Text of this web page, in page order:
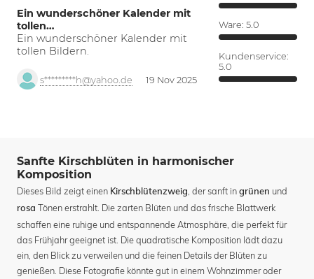
Ein wunderschöner Kalender mit
tollen…
Ein wunderschöner Kalender mit
tollen Bildern.
s*********h@yahoo.de 19 Nov 2025
Ware: 5.0
Kundenservice:
5.0
Sanfte Kirschblüten in harmonischer
Komposition
Dieses Bild zeigt einen Kirschblütenzweig , der sanft in grünen und
rosa Tönen erstrahlt. Die zarten Blüten und das frische Blattwerk
schaffen eine ruhige und entspannende Atmosphäre, die perfekt für
das Frühjahr geeignet ist. Die quadratische Komposition lädt dazu
ein, den Blick zu verweilen und die feinen Details der Blüten zu
genießen. Diese Fotografie könnte gut in einem Wohnzimmer oder